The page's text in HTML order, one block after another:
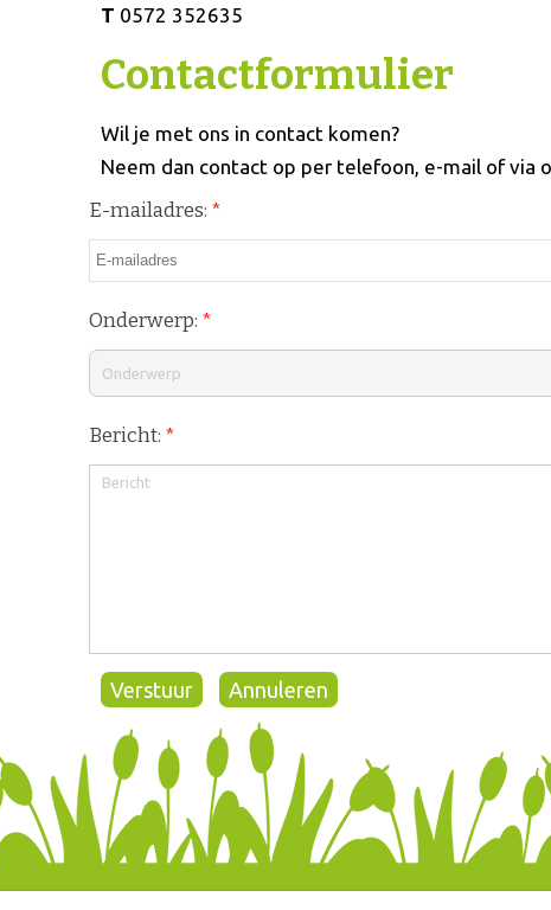
T 0572 352635
Contactformulier
Wil je met ons in contact komen?
Neem dan contact op per telefoon, e-mail of via
E-mailadres: *
Onderwerp: *
Bericht: *